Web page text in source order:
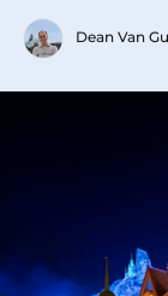
Dean Van